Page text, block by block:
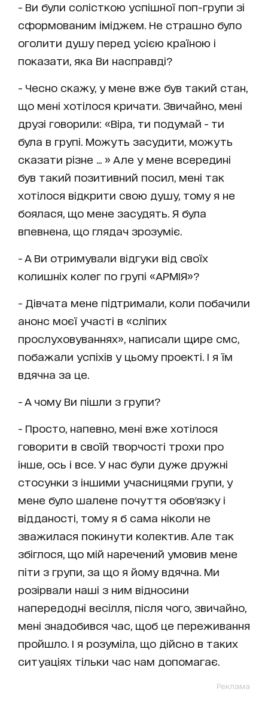
- Ви були солісткою успішної поп-групи зі
сформованим іміджем. Не страшно було
оголити душу перед усією країною і
показати, яка Ви насправді?
- Чесно скажу, у мене вже був такий стан,
що мені хотілося кричати. Звичайно, мені
друзі говорили: «Віра, ти подумай - ти
була в групі. Можуть засудити, можуть
сказати різне ... » Але у мене всередині
був такий позитивний посил, мені так
хотілося відкрити свою душу, тому я не
боялася, що мене засудять. Я була
впевнена, що глядач зрозуміє.
- А Ви отримували відгуки від своїх
колишніх колег по групі «АРМІЯ»?
- Дівчата мене підтримали, коли побачили
анонс моєї участі в «сліпих
прослуховуваннях», написали щире смс,
побажали успіхів у цьому проекті. І я їм
вдячна за це.
- А чому Ви пішли з групи?
- Просто, напевно, мені вже хотілося
говорити в своїй творчості трохи про
інше, ось і все. У нас були дуже дружні
стосунки з іншими учасницями групи, у
мене було шалене почуття обов'язку і
відданості, тому я б сама ніколи не
зважилася покинути колектив. Але так
збіглося, що мій наречений умовив мене
піти з групи, за що я йому вдячна. Ми
розірвали наші з ним відносини
напередодні весілля, після чого, звичайно,
мені знадобився час, щоб це переживання
пройшло. І я розуміла, що дійсно в таких
ситуаціях тільки час нам допомагає.
Реклама